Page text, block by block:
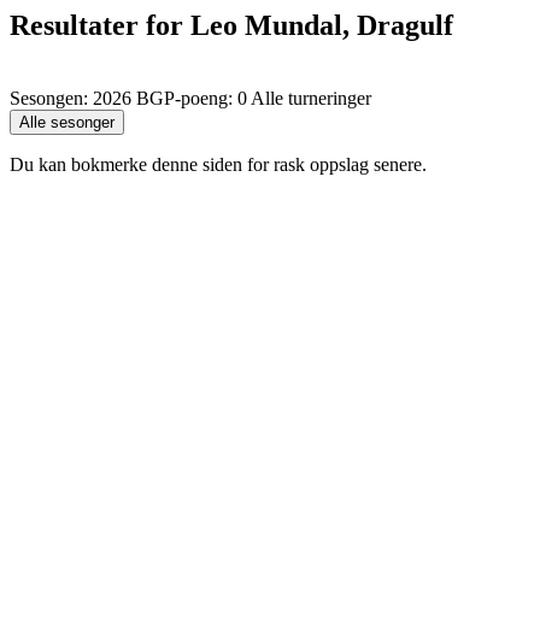
Resultater for Leo Mundal, Dragulf
Sesongen: 2026 BGP-poeng: 0 Alle turneringer
Du kan bokmerke denne siden for rask oppslag senere.